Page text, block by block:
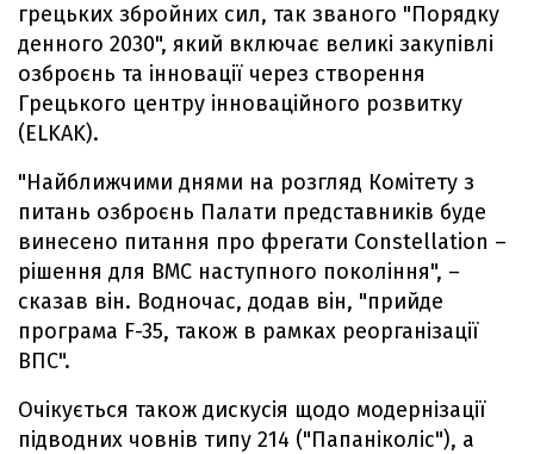
грецьких збройних сил, так званого "Порядку
денного 2030", який включає великі закупівлі
озброєнь та інновації через створення
Грецького центру інноваційного розвитку
(ELKAK).
"Найближчими днями на розгляд Комітету з
питань озброєнь Палати представників буде
винесено питання про фрегати Constellation –
рішення для ВМС наступного покоління", –
сказав він. Водночас, додав він, "прийде
програма F-35, також в рамках реорганізації
ВПС".
Очікується також дискусія щодо модернізації
підводних човнів типу 214 ("Папаніколіс"), а